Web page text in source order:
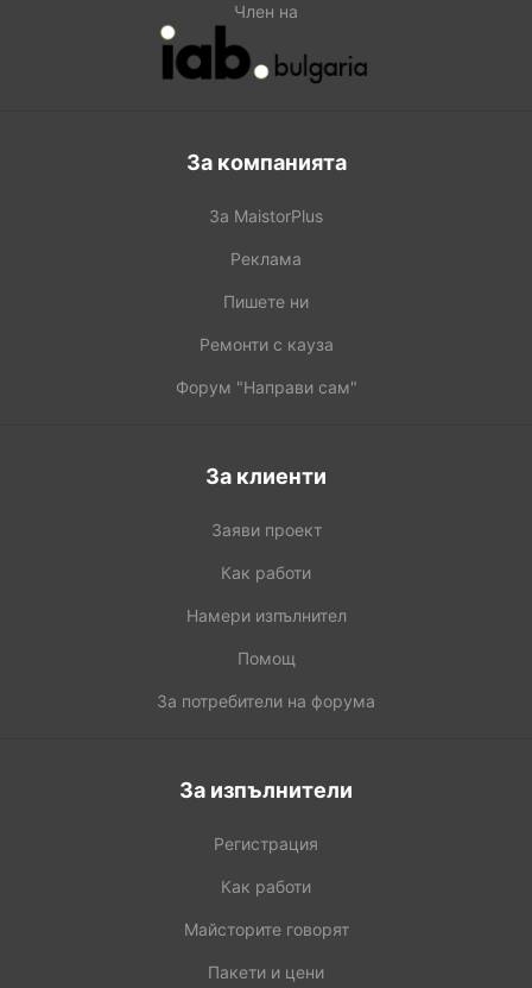
Член на
За компанията
За MaistorPlus
Реклама
Пишете ни
Ремонти с кауза
Форум "Направи сам"
За клиенти
Заяви проект
Как работи
Намери изпълнител
Помощ
За потребители на форума
За изпълнители
Регистрация
Как работи
Майсторите говорят
Пакети и цени